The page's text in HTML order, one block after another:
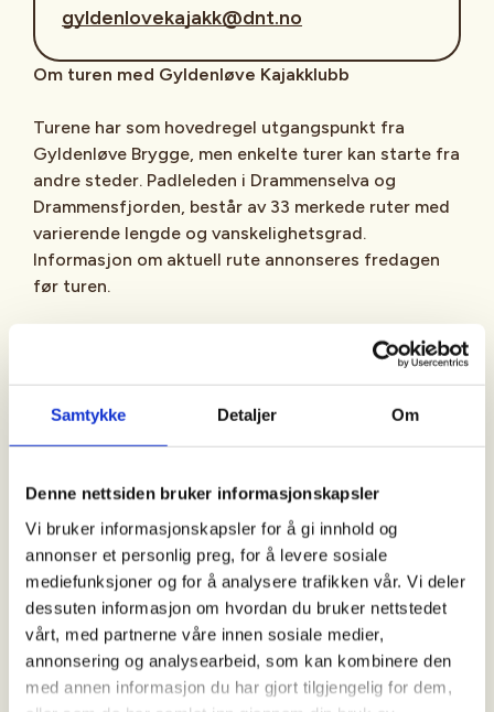
Samtykke Detaljer Om
Denne nettsiden bruker informasjonskapsler
Vi bruker informasjonskapsler for å gi innhold og
annonser et personlig preg, for å levere sosiale
mediefunksjoner og for å analysere trafikken vår. Vi deler
dessuten informasjon om hvordan du bruker nettstedet
vårt, med partnerne våre innen sosiale medier,
annonsering og analysearbeid, som kan kombinere den
med annen informasjon du har gjort tilgjengelig for dem,
gyldenlovekajakk@dnt.no
Om turen med Gyldenløve Kajakklubb
Turene har som hovedregel utgangspunkt fra
Gyldenløve Brygge, men enkelte turer kan starte fra
andre steder. Padleleden i Drammenselva og
Drammensfjorden, består av 33 merkede ruter med
varierende lengde og vanskelighetsgrad.
Informasjon om aktuell rute annonseres fredagen
før turen.
Rutevalg, lengde og varighet tilpasses den enkelte
tur og gjeldende forhold. Det legges inn pauser
underveis ved egnede ilandstigningsplasser.
Deltakere oppfordres til å ta med enkel mat, drikke
og nødvendig utstyr for en trygg og trivelig
Praktisk informasjon
Gyldenløve Kajakklubb er en del av
DNT Drammen og Omegn. Når du er på tur med
Gyldenløve Kajakklubb følger vi DNTs retningslinjer
for sikker og ansvarlig ferdsel på vannet.